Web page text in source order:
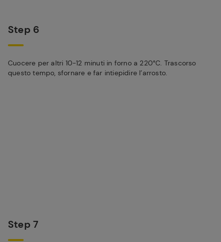
Step 6
Cuocere per altri 10-12 minuti in forno a 220°C. Trascorso
questo tempo, sfornare e far intiepidire l’arrosto.
Step 7